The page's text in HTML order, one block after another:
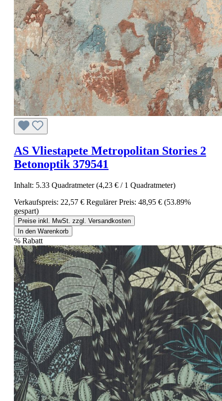
AS Vliestapete Metropolitan Stories 2
Betonoptik 379541
Inhalt: 5.33 Quadratmeter(4,23 € / 1 Quadratmeter)
Verkaufspreis: 22,57 € Regulärer Preis: 48,95 € (53.89%
gespart)
Preise inkl. MwSt. zzgl. Versandkosten
In den Warenkorb
% Rabatt